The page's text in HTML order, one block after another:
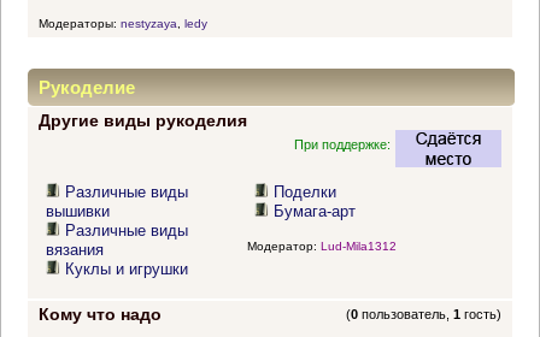
Модераторы: nestyzaya ledy
Рукоделие
Другие виды рукоделия
При поддержке:
Различные виды
вышивки
Различные виды
вязания
Куклы и игрушки
Поделки
Бумага-арт
Модератор: Lud-Mila1312
Кому что надо (0 пользователь,1 гость)